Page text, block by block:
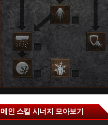
0
메인 스킬 시너지 모아보기